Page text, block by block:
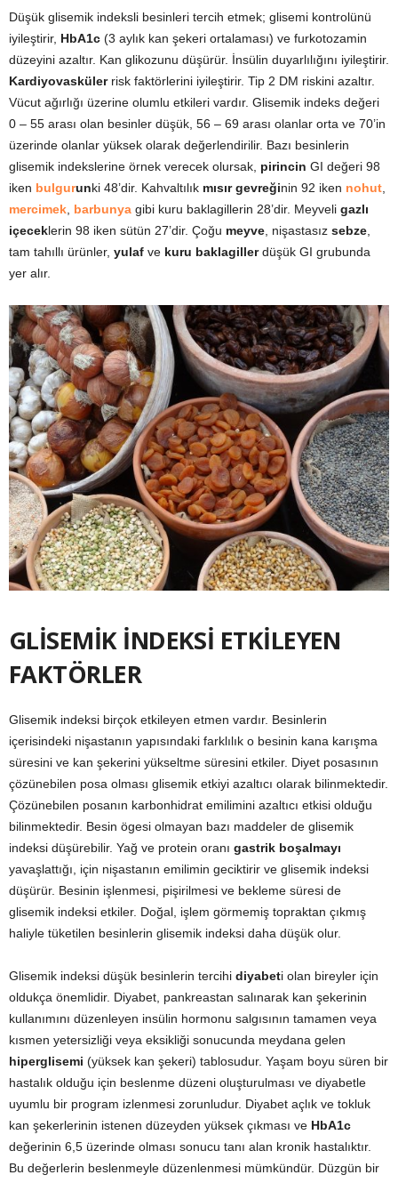
Düşük glisemik indeksli besinleri tercih etmek; glisemi kontrolünü
iyileştirir, HbA1c (3 aylık kan şekeri ortalaması) ve furkotozamin
düzeyini azaltır. Kan glikozunu düşürür. İnsülin duyarlılığını iyileştirir.
Kardiyovaskülerrisk faktörlerini iyileştirir. Tip 2 DM riskini azaltır.
Vücut ağırlığı üzerine olumlu etkileri vardır. Glisemik indeks değeri
0 – 55 arası olan besinler düşük, 56 – 69 arası olanlar orta ve 70’in
üzerinde olanlar yüksek olarak değerlendirilir. Bazı besinlerin
glisemik indekslerine örnek verecek olursak, pirincin GI değeri 98
iken bulgurunki 48’dir. Kahvaltılık mısır gevreğinin 92 iken nohut,
mercimek, barbunya gibi kuru baklagillerin 28’dir. Meyveli gazlı
içeceklerin 98 iken sütün 27’dir. Çoğu meyve, nişastasız sebze,
tam tahıllı ürünler, yulaf ve kuru baklagillerdüşük GI grubunda
yer alır.
GLİSEMİK İNDEKSİ ETKİLEYEN
FAKTÖRLER
Glisemik indeksi birçok etkileyen etmen vardır. Besinlerin
içerisindeki nişastanın yapısındaki farklılık o besinin kana karışma
süresini ve kan şekerini yükseltme süresini etkiler. Diyet posasının
çözünebilen posa olması glisemik etkiyi azaltıcı olarak bilinmektedir.
Çözünebilen posanın karbonhidrat emilimini azaltıcı etkisi olduğu
bilinmektedir. Besin ögesi olmayan bazı maddeler de glisemik
indeksi düşürebilir. Yağ ve protein oranı gastrik boşalmayı
yavaşlattığı, için nişastanın emilimin geciktirir ve glisemik indeksi
düşürür. Besinin işlenmesi, pişirilmesi ve bekleme süresi de
glisemik indeksi etkiler. Doğal, işlem görmemiş topraktan çıkmış
haliyle tüketilen besinlerin glisemik indeksi daha düşük olur.
Glisemik indeksi düşük besinlerin tercihi diyabeti olan bireyler için
oldukça önemlidir. Diyabet, pankreastan salınarak kan şekerinin
kullanımını düzenleyen insülin hormonu salgısının tamamen veya
kısmen yetersizliği veya eksikliği sonucunda meydana gelen
hiperglisemi (yüksek kan şekeri) tablosudur. Yaşam boyu süren bir
hastalık olduğu için beslenme düzeni oluşturulması ve diyabetle
uyumlu bir program izlenmesi zorunludur. Diyabet açlık ve tokluk
kan şekerlerinin istenen düzeyden yüksek çıkması ve HbA1c
değerinin 6,5 üzerinde olması sonucu tanı alan kronik hastalıktır.
Bu değerlerin beslenmeyle düzenlenmesi mümkündür. Düzgün bir